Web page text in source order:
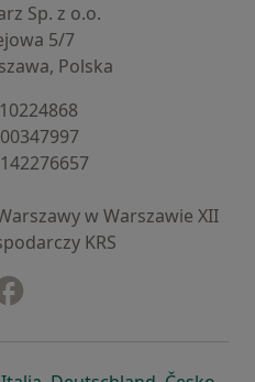
Sp. z o.o.
5/7
Polska
w Warszawie XII
KRS